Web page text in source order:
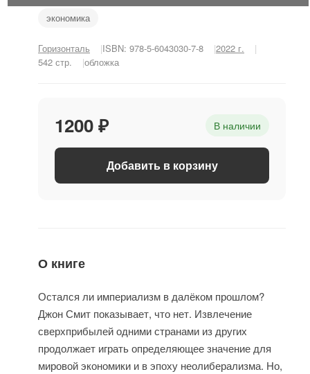
экономика
Горизонталь ISBN: 978-5-6043030-7-8
2022 г.
542 стр.
обложка
1200 ₽ В наличии
Добавить в корзину
О книге
Остался ли империализм в далёком прошлом?
Джон Смит показывает, что нет. Извлечение
сверхприбылей одними странами из других
продолжает играть определяющее значение для
мировой экономики и в эпоху неолиберализма. Но,